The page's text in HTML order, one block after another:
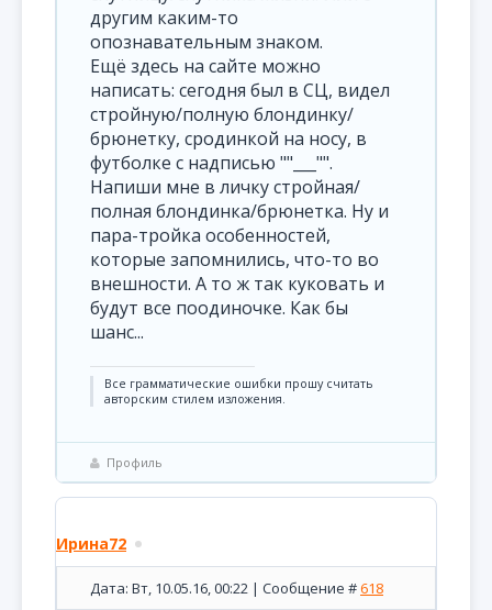
другим каким-то
опознавательным знаком.
Ещё здесь на сайте можно
написать: сегодня был в СЦ, видел
стройную/полную блондинку/
брюнетку, сродинкой на носу, в
футболке с надписью ""___"".
Напиши мне в личку стройная/
полная блондинка/брюнетка. Ну и
пара-тройка особенностей,
которые запомнились, что-то во
внешности. А то ж так куковать и
будут все поодиночке. Как бы
шанс...
Все грамматические ошибки прошу считать
авторским стилем изложения.
Профиль
Ирина72
Дата: Вт, 10.05.16, 00:22 | Сообщение #618